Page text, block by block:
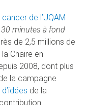
de l’UQAM
30 minutes à fond
de 2,5 millions de
Chaire en
2008, dont plus
la campagne
de la